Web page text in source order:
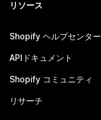
リソース
Shopify ヘルプセンター
APIドキュメント
Shopify コミュニティ
リサーチ